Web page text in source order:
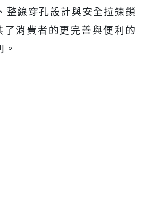
整線穿孔設計與安全拉鍊鎖
消費者的更完善與便利的